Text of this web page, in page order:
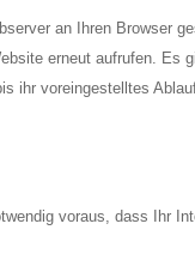
an Ihren Browser
erneut aufrufen. Es
ihr voreingestelltes
voraus, dass Ihr